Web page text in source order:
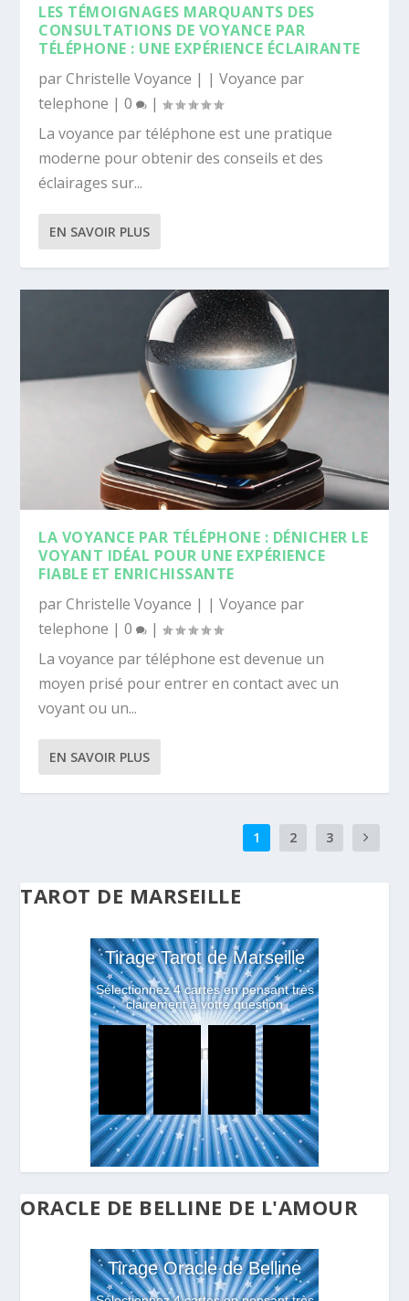
LES TÉMOIGNAGES MARQUANTS DES
CONSULTATIONS DE VOYANCE PAR
TÉLÉPHONE : UNE EXPÉRIENCE ÉCLAIRANTE
parChristelle Voyance | |Voyance par
telephone |0
|
La voyance par téléphone est une pratique
moderne pour obtenir des conseils et des
éclairages sur...
EN SAVOIR PLUS
LA VOYANCE PAR TÉLÉPHONE : DÉNICHER LE
VOYANT IDÉAL POUR UNE EXPÉRIENCE
FIABLE ET ENRICHISSANTE
parChristelle Voyance | |Voyance par
telephone |0
|
La voyance par téléphone est devenue un
moyen prisé pour entrer en contact avec un
voyant ou un...
EN SAVOIR PLUS
1 2 3
TAROT DE MARSEILLE
ORACLE DE BELLINE DE L'AMOUR